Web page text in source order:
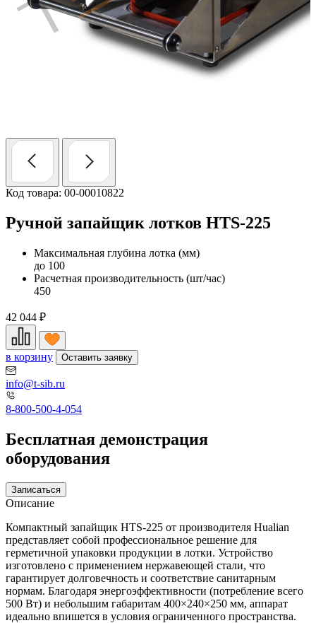
Код товара: 00-00010822
Ручной запайщик лотков HTS-225
Максимальная глубина лотка (мм)
до 100
Расчетная производительность (шт/час)
450
42 044 ₽
в корзину Оставить заявку
info@t-sib.ru
8-800-500-4-054
Бесплатная демонстрация
оборудования
Записаться
Описание
Компактный запайщик HTS-225 от производителя Hualian
представляет собой профессиональное решение для
герметичной упаковки продукции в лотки. Устройство
изготовлено с применением нержавеющей стали, что
гарантирует долговечность и соответствие санитарным
нормам. Благодаря энергоэффективности (потребление всего
500 Вт) и небольшим габаритам 400×240×250 мм, аппарат
идеально впишется в условия ограниченного пространства.